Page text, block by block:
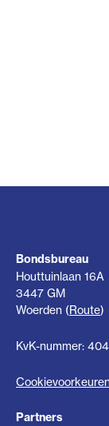
Bondsbureau
Houttuinlaan 16A
3447 GM
Woerden (Route)
KvK-nummer:
Partners